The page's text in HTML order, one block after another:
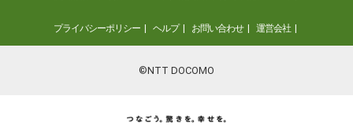
プライバシーポリシー ヘルプ お問い合わせ 運営会社
©NTT DOCOMO